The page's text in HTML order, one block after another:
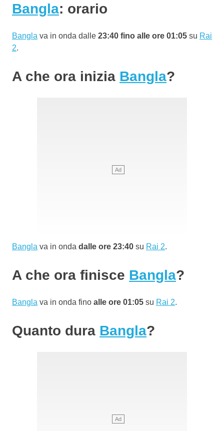
Bangla: orario
Bangla va in onda dalle 23:40 fino alle ore 01:05 su Rai
2.
A che ora inizia Bangla?
Bangla va in onda dalle ore 23:40 su Rai 2.
A che ora finisce Bangla?
Bangla va in onda fino alle ore 01:05 su Rai 2.
Quanto dura Bangla?